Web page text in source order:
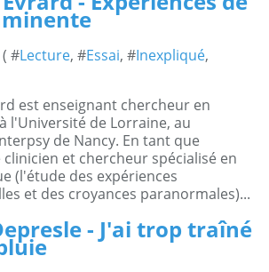
#Lecture, #Essai, #Inexpliqué,
est enseignant chercheur en
l'Université de Lorraine, au
de Nancy. En tant que
et chercheur spécialisé en
(l'étude des expériences
et des croyances paranormales)...
- J'ai trop traîné